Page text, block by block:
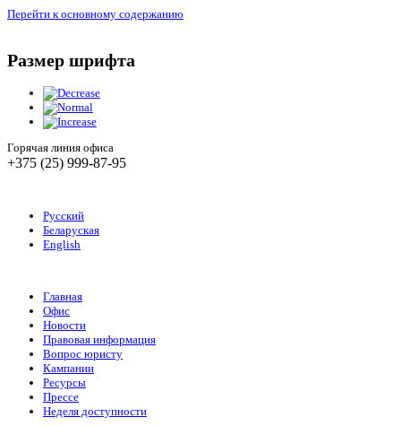
Перейти к основному содержанию
Размер шрифта
Горячая линия офиса
+375 (25) 999-87-95
Русский
Беларуская
English
Главная
Офис
Новости
Правовая информация
Вопрос юристу
Кампании
Ресурсы
Прессе
Неделя доступности